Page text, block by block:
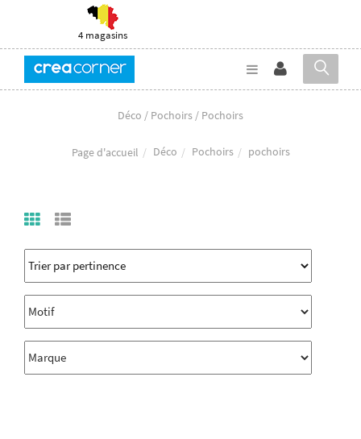
4 magasins
Déco / Pochoirs / Pochoirs
Page d'accueil Déco Pochoirs pochoirs